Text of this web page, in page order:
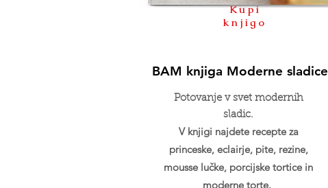
Kupi
knjigo
BAM knjiga Moderne sladice
Potovanje v svet modernih
sladic.
V knjigi najdete recepte za
princeske, eclairje, pite, rezine,
mousse lučke, porcijske tortice in
moderne torte.